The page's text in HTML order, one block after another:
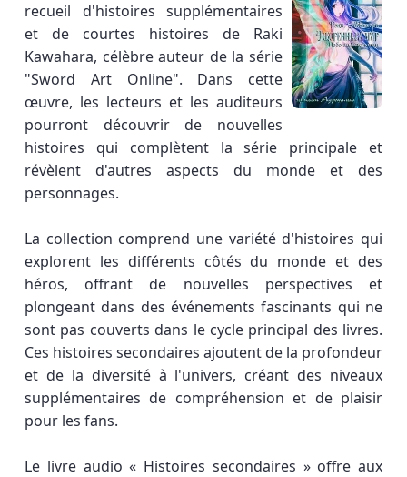
recueil d'histoires supplémentaires
et de courtes histoires de Raki
Kawahara, célèbre auteur de la série
"Sword Art Online". Dans cette
œuvre, les lecteurs et les auditeurs
pourront découvrir de nouvelles
histoires qui complètent la série principale et
révèlent d'autres aspects du monde et des
personnages.
La collection comprend une variété d'histoires qui
explorent les différents côtés du monde et des
héros, offrant de nouvelles perspectives et
plongeant dans des événements fascinants qui ne
sont pas couverts dans le cycle principal des livres.
Ces histoires secondaires ajoutent de la profondeur
et de la diversité à l'univers, créant des niveaux
supplémentaires de compréhension et de plaisir
pour les fans.
Le livre audio « Histoires secondaires » offre aux